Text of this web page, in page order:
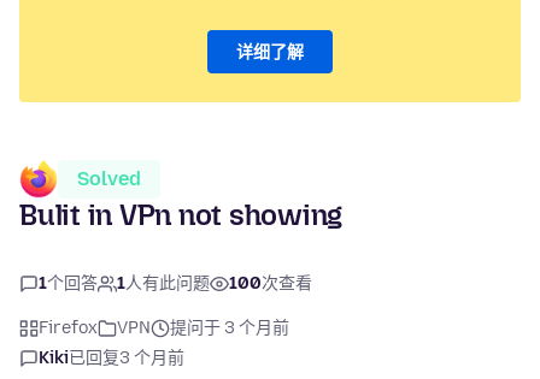
详细了解
Solved
Bulit in VPn not showing
1个回答 1人有此问题 100次查看
Firefox VPN
提问于 3 个月前
Kiki已回复3 个月前